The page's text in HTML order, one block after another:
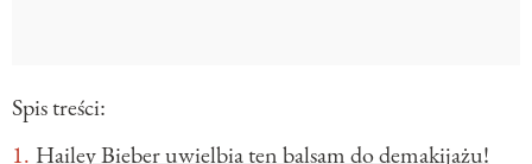
Spis treści:
Hailey Bieber uwielbia ten balsam do demakijażu!